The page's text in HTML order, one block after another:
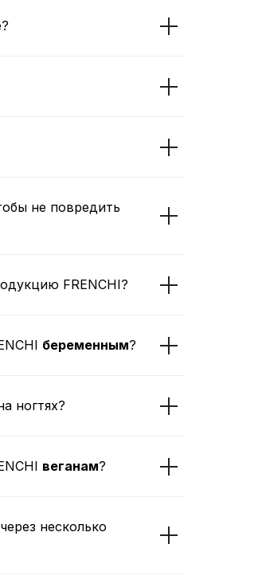
не повредить
FRENCHI?
беременным?
ногтях?
веганам?
через несколько